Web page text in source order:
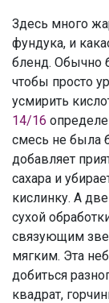
Здесь много
фундука, и
бленд. Обычно
чтобы просто
усмирить
14/16
смесь не была
добавляет
сахара и
кислинку. А
сухой
связующим
мягким. Эта
добиться
квадрат,